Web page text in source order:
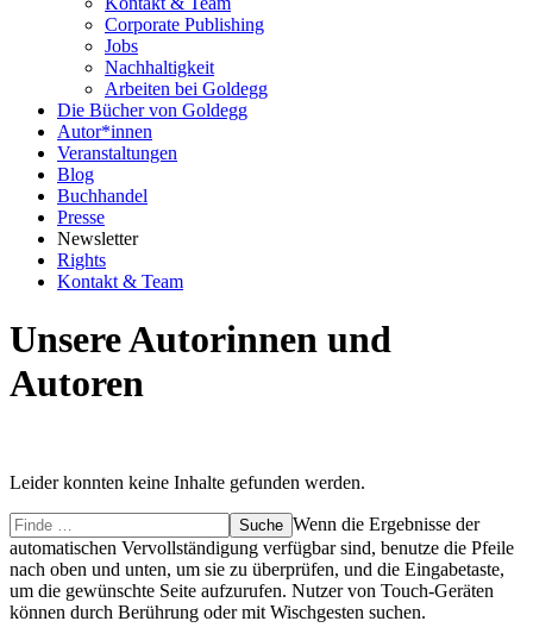
Corporate Publishing
Jobs
Nachhaltigkeit
Arbeiten bei Goldegg
Die Bücher von Goldegg
Autor*innen
Veranstaltungen
Blog
Buchhandel
Presse
Newsletter
Rights
Kontakt & Team
Unsere Autorinnen und
Autoren
Leider konnten keine Inhalte gefunden werden.
Finde
…
Wenn die Ergebnisse der
automatischen Vervollständigung verfügbar sind, benutze die Pfeile
nach oben und unten, um sie zu überprüfen, und die Eingabetaste,
um die gewünschte Seite aufzurufen. Nutzer von Touch-Geräten
können durch Berührung oder mit Wischgesten suchen.